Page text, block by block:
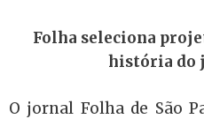
Folha seleciona
história do
O jornal Folha de São